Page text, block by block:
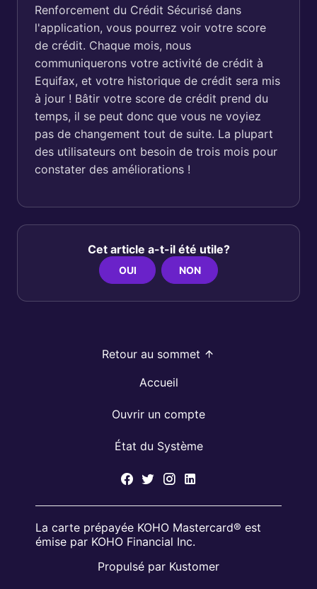
Renforcement du Crédit Sécurisé dans
l'application, vous pourrez voir votre score
de crédit. Chaque mois, nous
communiquerons votre activité de crédit à
Equifax, et votre historique de crédit sera mis
à jour ! Bâtir votre score de crédit prend du
temps, il se peut donc que vous ne voyiez
pas de changement tout de suite. La plupart
des utilisateurs ont besoin de trois mois pour
constater des améliorations !
Cet article a-t-il été utile?
OUI NON
Retour au sommet
Accueil
Ouvrir un compte
État du Système
La carte prépayée KOHO Mastercard® est
émise par KOHO Financial Inc.
Propulsé par Kustomer